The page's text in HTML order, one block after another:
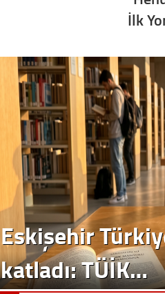
İlk
Eskişehir
katladı: TÜİK…